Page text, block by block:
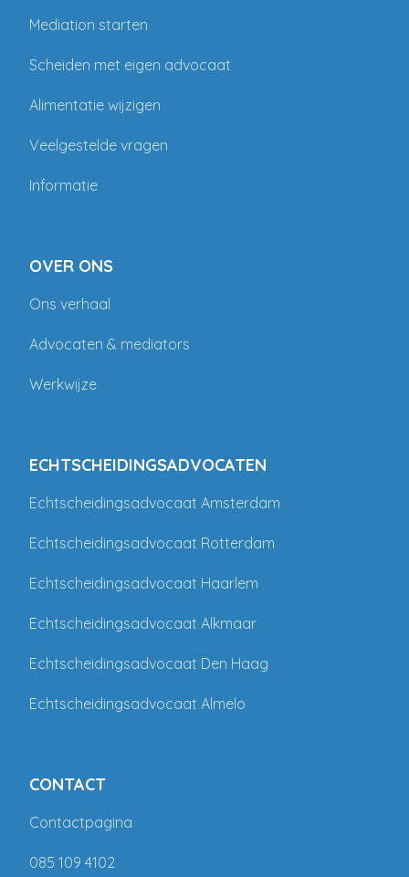
Mediation starten
Scheiden met eigen advocaat
Alimentatie wijzigen
Veelgestelde vragen
Informatie
OVER ONS
Ons verhaal
Advocaten & mediators
Werkwijze
ECHTSCHEIDINGSADVOCATEN
Echtscheidingsadvocaat Amsterdam
Echtscheidingsadvocaat Rotterdam
Echtscheidingsadvocaat Haarlem
Echtscheidingsadvocaat Alkmaar
Echtscheidingsadvocaat Den Haag
Echtscheidingsadvocaat Almelo
CONTACT
Contactpagina
085 109 4102